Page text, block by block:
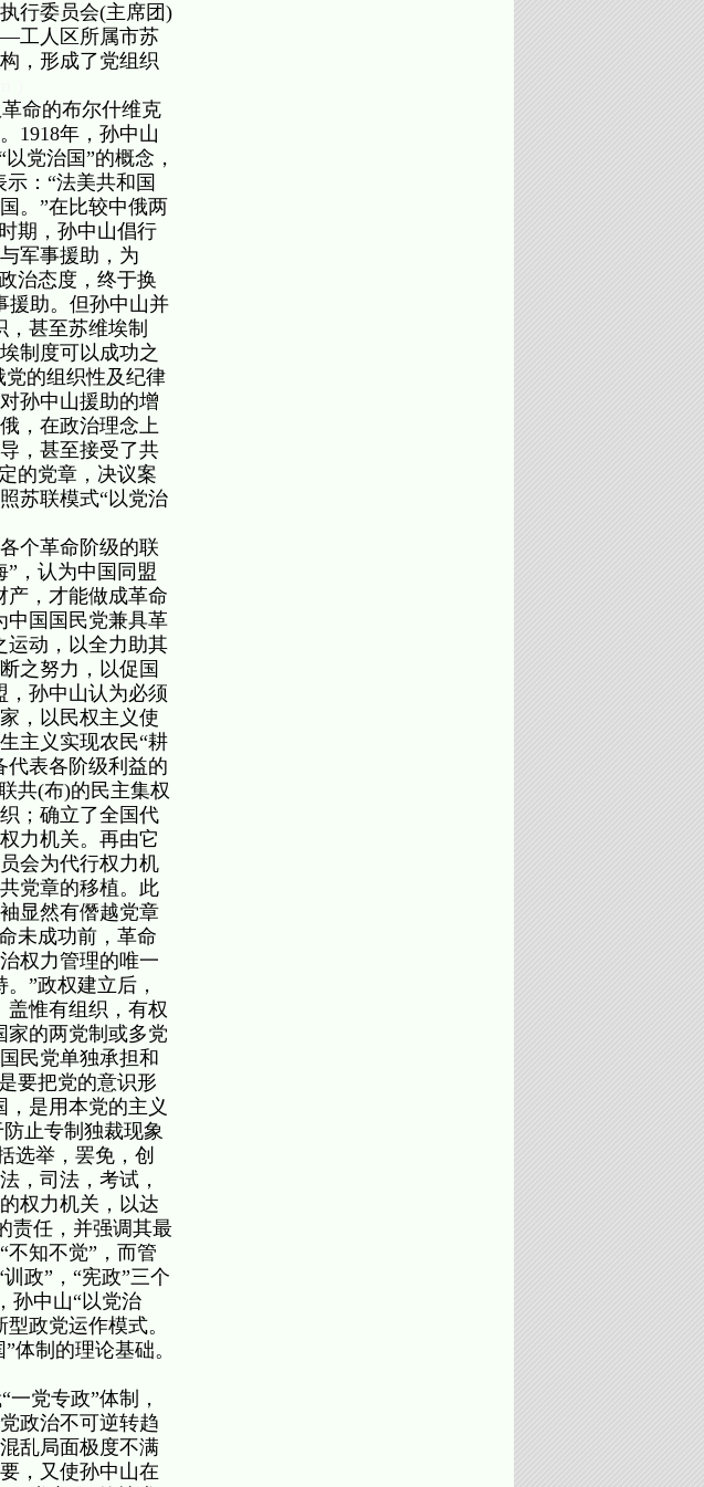
行委员会(主席团)
人区所属市苏
，形成了党组织
命的布尔什维克
1918年，孙中山
党治国”的概念，
：“法美共和国
。”在比较中俄两
期，孙中山倡行
军事援助，为
治态度，终于换
援助。但孙中山并
甚至苏维埃制
制度可以成功之
党的组织性及纪律
孙中山援助的增
，在政治理念上
，甚至接受了共
的党章，决议案
苏联模式“以党治
个革命阶级的联
”，认为中国同盟
产，才能做成革命
中国国民党兼具革
运动，以全力助其
之努力，以促国
，孙中山认为必须
，以民权主义使
主义实现农民“耕
代表各阶级利益的
共(布)的民主集权
；确立了全国代
力机关。再由它
会为代行权力机
党章的移植。此
显然有僭越党章
未成功前，革命
权力管理的唯一
”政权建立后，
盖惟有组织，有权
家的两党制或多党
民党单独承担和
要把党的意识形
是用本党的主义
止专制独裁现象
选举，罢免，创
，司法，考试，
权力机关，以达
责任，并强调其最
知不觉”，而管
政”，“宪政”三个
孙中山“以党治
政党运作模式。
体制的理论基础。
党专政”体制，
政治不可逆转趋
乱局面极度不满
，又使孙中山在